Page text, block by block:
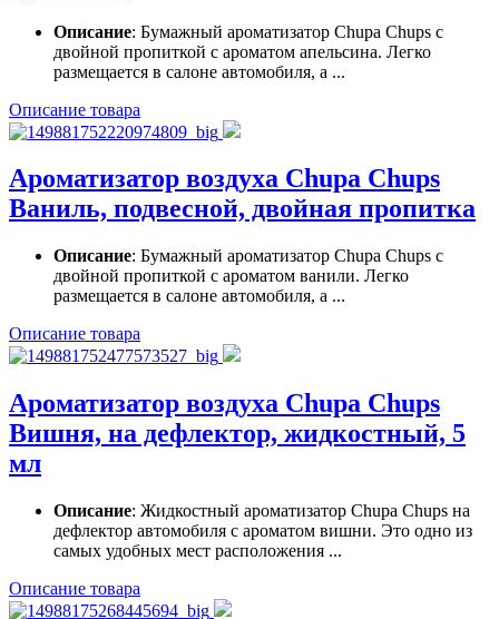
Описание: Бумажный ароматизатор Chupa Chups с
двойной пропиткой с ароматом апельсина. Легко
размещается в салоне автомобиля, а ...
Описание товара
Ароматизатор воздуха Chupa Chups
Ваниль, подвесной, двойная пропитка
Описание: Бумажный ароматизатор Chupa Chups с
двойной пропиткой с ароматом ванили. Легко
размещается в салоне автомобиля, а ...
Описание товара
Ароматизатор воздуха Chupa Chups
Вишня, на дефлектор, жидкостный, 5
мл
Описание: Жидкостный ароматизатор Chupa Chups на
дефлектор автомобиля с ароматом вишни. Это одно из
самых удобных мест расположения ...
Описание товара